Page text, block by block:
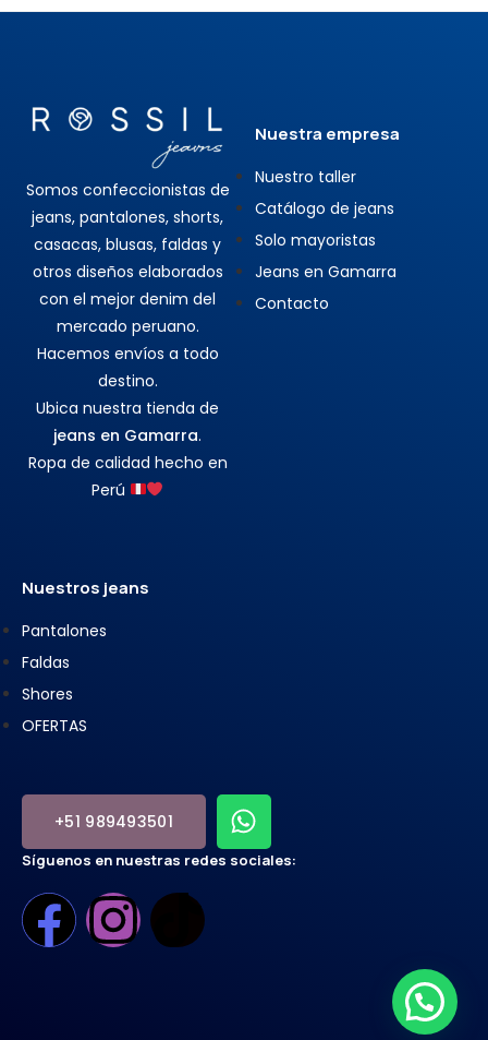
Somos confeccionistas de
jeans, pantalones, shorts,
casacas, blusas, faldas y
otros diseños elaborados
con el mejor denim del
mercado peruano.
Hacemos envíos a todo
destino.
Ubica nuestra tienda de
jeans en Gamarra.
Ropa de calidad hecho en
Perú
Nuestra empresa
Nuestro taller
Catálogo de jeans
Solo mayoristas
Jeans en Gamarra
Contacto
Nuestros jeans
Pantalones
Faldas
Shores
OFERTAS
+51 989493501
Síguenos en nuestras redes sociales: